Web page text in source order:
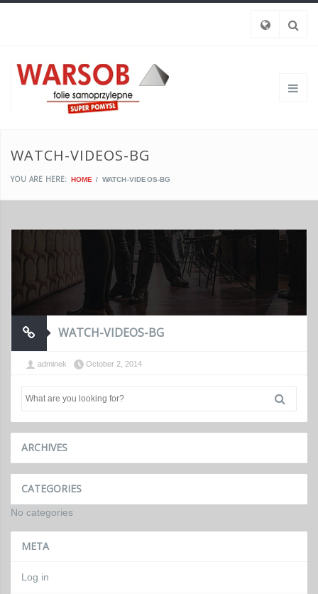
WATCH-VIDEOS-BG
YOU ARE HERE: HOME WATCH-VIDEOS-BG
WATCH-VIDEOS-BG
adminek October 2, 2014
ARCHIVES
CATEGORIES
No categories
META
Log in